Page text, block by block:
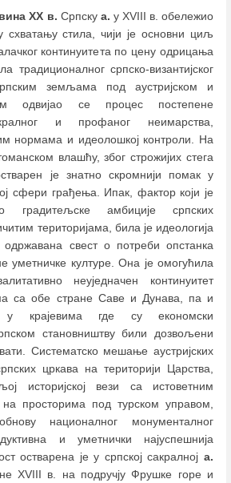
XX в. Српску а. у XVIII в. обележио
схватању стила, чији је основни циљ
континуитета по цену одрицања
традиционалног српско-византијског
земљама под аустријском и
одвијао се процес постепене
и профаног неимарства,
нормама и идеолошкој контроли. На
влашћу, због строжијих стега
је знатно скромнији помак у
сфери грађења. Ипак, фактор који је
градитељске амбиције српских
територијама, била је идеологија
одржавана свест о потреби опстанка
уметничке културе. Она је омогућила
неуједначен континуитет
са обе стране Саве и Дунава, па и
крајевима где су економски
становништву били дозвољени
Систематско мешање аустријских
цркава на територији Царства,
историјској вези са истоветним
просторима под турском управом,
националног монументалног
и уметнички најуспешнија
остварена је у српској сакралној а.
XVIII в. на подручју Фрушке горе и